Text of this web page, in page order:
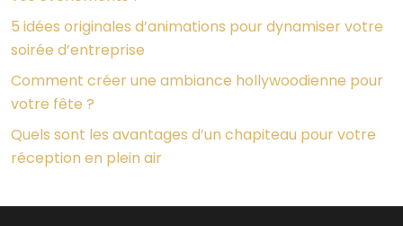
5 idées originales d’animations pour dynamiser votre
soirée d’entreprise
Comment créer une ambiance hollywoodienne pour
votre fête ?
Quels sont les avantages d’un chapiteau pour votre
réception en plein air